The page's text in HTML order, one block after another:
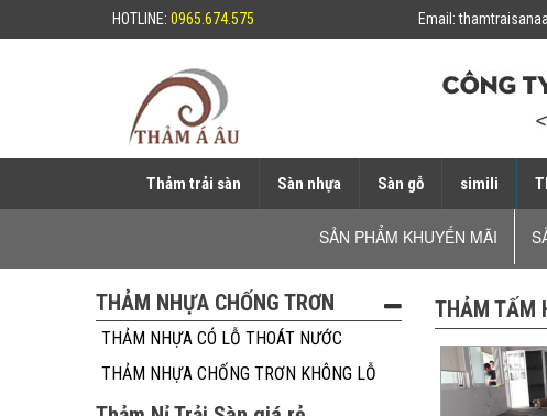
HOTLINE: 0965.674.575 Email:
Thảm trải sàn Sàn nhựa Sàn gỗ simili
SẢN PHẨM KHUYẾN MÃI
THẢM NHỰA CHỐNG TRƠN
THẢM NHỰA CÓ LỖ THOÁT NƯỚC
THẢM NHỰA CHỐNG TRƠN KHÔNG LỖ
THẢM TẤM